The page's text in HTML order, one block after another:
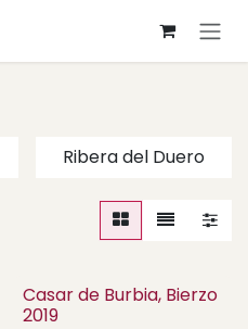
Ribera del Duero
Casar de Burbia, Bierzo
2019